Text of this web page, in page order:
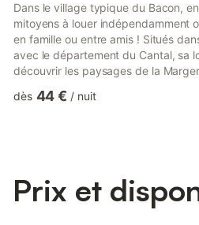
Dans le village typique du Bacon,
mitoyens à louer indépendamment
en famille ou entre amis ! Situés
avec le département du Cantal, sa
découvrir les paysages de la
proximité de la petite ville
dès 44 € / nuit
Prix et